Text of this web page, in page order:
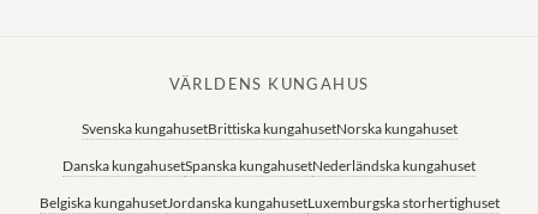
VÄRLDENS KUNGAHUS
Svenska kungahusetBrittiska kungahusetNorska kungahuset
Danska kungahusetSpanska kungahusetNederländska kungahuset
Belgiska kungahusetJordanska kungahusetLuxemburgska storhertighuset